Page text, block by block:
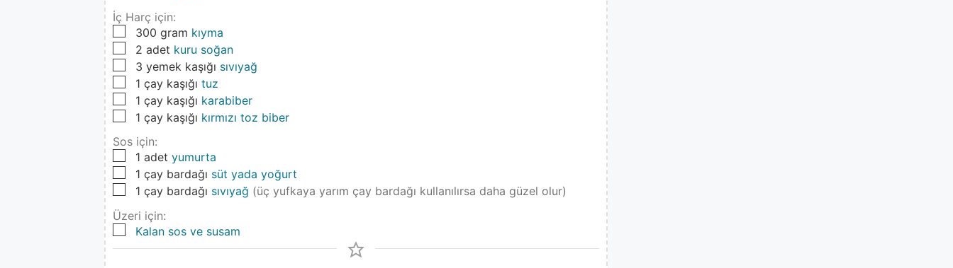
İç Harç için:
▢
300 gram kıyma
▢
2 adet kuru soğan
▢
3 yemek kaşığı sıvıyağ
▢
1 çay kaşığı tuz
▢
1 çay kaşığı karabiber
▢
1 çay kaşığı kırmızı toz biber
Sos için:
▢
1 adet yumurta
▢
1 çay bardağı süt yada yoğurt
▢
1 çay bardağı sıvıyağ (üç yufkaya yarım çay bardağı kullanılırsa daha güzel olur)
Üzeri için:
▢
Kalan sos ve susam